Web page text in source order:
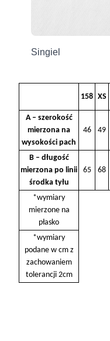
Singiel
158 XS
A – szerokość
mierzona na
wysokości pach
46 49
B – długość
mierzona po linii
środka tyłu
65 68
*wymiary
mierzone na
płasko
*wymiary
podane w cm z
zachowaniem
tolerancji 2cm